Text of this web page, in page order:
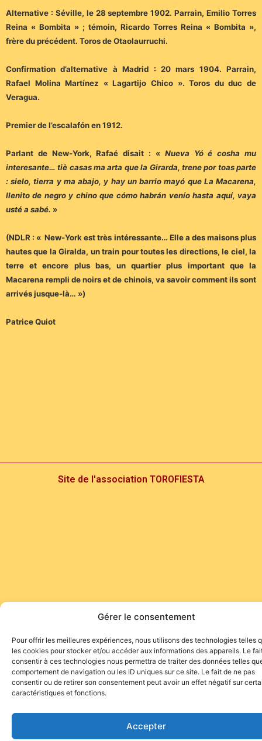
Gérer le consentement
Pour offrir les meilleures expériences, nous utilisons des technologies telles
les cookies pour stocker et/ou accéder aux informations des appareils. Le
consentir à ces technologies nous permettra de traiter des données telles
comportement de navigation ou les ID uniques sur ce site. Le fait de ne pas
consentir ou de retirer son consentement peut avoir un effet négatif sur
caractéristiques et fonctions.
Accepter
Alternative : Séville, le 28 septembre 1902. Parrain, Emilio Torres
Reina « Bombita » ; témoin, Ricardo Torres Reina « Bombita »,
frère du précédent. Toros de Otaolaurruchi.
Confirmation d’alternative à Madrid : 20 mars 1904. Parrain,
Rafael Molina Martínez « Lagartijo Chico ». Toros du duc de
Veragua.
Premier de l’escalafón en 1912.
Parlant de New-York, Rafaé disait : « Nueva Yó é cosha mu
interesante… tiè casas ma arta que la Girarda, trene por toas parte
: sielo, tierra y ma abajo, y hay un barrio mayó que La Macarena,
llenito de negro y chino que cómo habrán venío hasta aquí, vaya
usté a sabé. »
(NDLR : « New-York est très intéressante… Elle a des maisons plus
hautes que la Giralda, un train pour toutes les directions, le ciel, la
terre et encore plus bas, un quartier plus important que la
Macarena rempli de noirs et de chinois, va savoir comment ils sont
arrivés jusque-là… »)
Patrice Quiot
Site de l'association TOROFIESTA